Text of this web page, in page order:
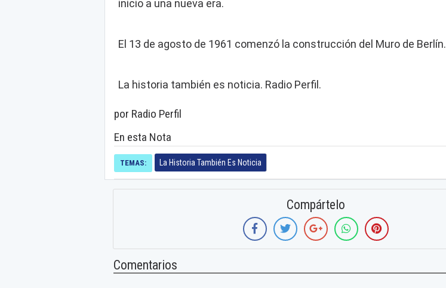
inicio a una nueva era.
El 13 de agosto de 1961 comenzó la construcción del Muro de Berlín.
La historia también es noticia. Radio Perfil.
por Radio Perfil
En esta Nota
TEMAS: La Historia También Es Noticia
Compártelo
Comentarios